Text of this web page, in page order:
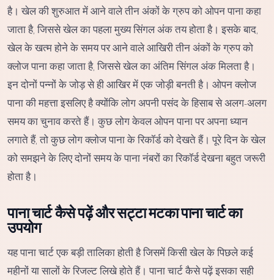
है। खेल की शुरुआत में आने वाले तीन अंकों के ग्रुप को ओपन पाना कहा
जाता है, जिससे खेल का पहला मुख्य सिंगल अंक तय होता है। इसके बाद,
खेल के खत्म होने के समय पर आने वाले आखिरी तीन अंकों के ग्रुप को
क्लोज पाना कहा जाता है, जिससे खेल का अंतिम सिंगल अंक मिलता है।
इन दोनों पन्नों के जोड़ से ही आखिर में एक जोड़ी बनती है। ओपन क्लोज
पाना की महत्ता इसलिए है क्योंकि लोग अपनी पसंद के हिसाब से अलग-अलग
समय का चुनाव करते हैं। कुछ लोग केवल ओपन पाना पर अपना ध्यान
लगाते हैं, तो कुछ लोग क्लोज पाना के रिकॉर्ड को देखते हैं। पूरे दिन के खेल
को समझने के लिए दोनों समय के पाना नंबरों का रिकॉर्ड देखना बहुत जरूरी
होता है।
पाना चार्ट कैसे पढ़ें और सट्टा मटका पाना चार्ट का
उपयोग
यह पाना चार्ट एक बड़ी तालिका होती है जिसमें किसी खेल के पिछले कई
महीनों या सालों के रिजल्ट लिखे होते हैं। पाना चार्ट कैसे पढ़ें इसका सही